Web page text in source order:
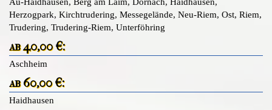
Herzogpark, Kirchtrudering, Messegelände, Neu-Riem, Ost, Riem,
Trudering, Trudering-Riem, Unterföhring
ab 40,00 €:
Aschheim
ab 60,00 €:
Haidhausen